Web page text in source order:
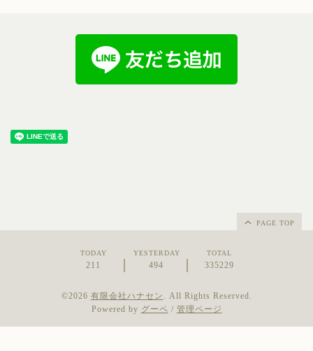
PAGE TOP
TODAY
211
YESTERDAY
494
TOTAL
335229
©2026 有限会社ハナセン . All Rights Reserved.
Powered by グーペ / 管理ページ